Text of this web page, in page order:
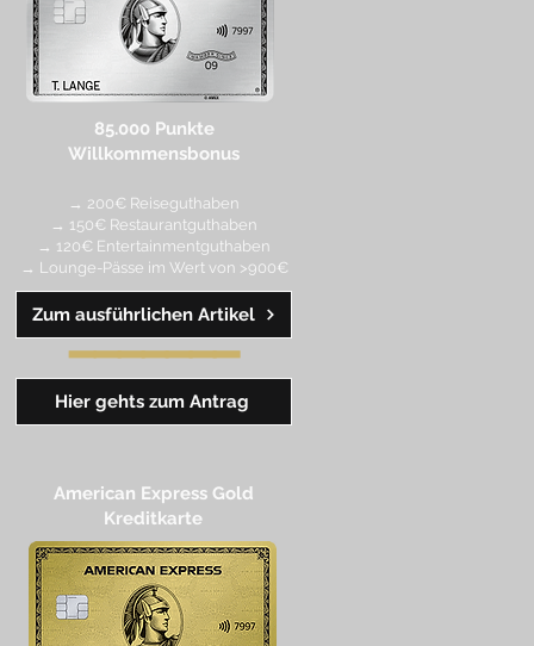
85.000 Punkte
Willkommensbonus
→ 200€ Reiseguthaben
→ 150€ Restaurantguthaben
→ 120€ Entertainmentguthaben
→ Lounge-Pässe im Wert von >900€
━━━━━━━
Zum ausführlichen Artikel
Hier gehts zum Antrag
American Express Gold
Kreditkarte